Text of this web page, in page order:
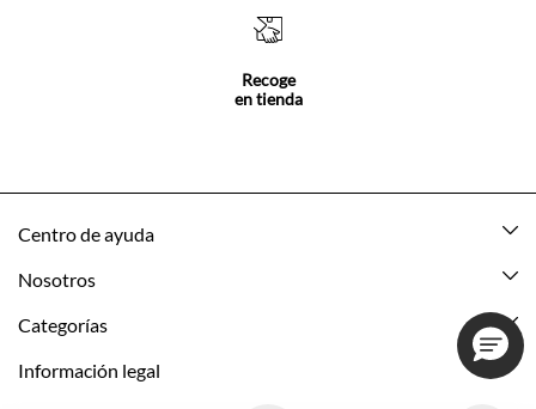
Recoge
en tienda
Centro de ayuda
Mis pedidos
Nosotros
Acerca de Tennis
Categorías
Nuevo
Información legal